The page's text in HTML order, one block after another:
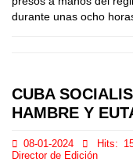
durante unas ocho
CUBA
HAMBRE Y
08-01-2024 Hits:
Director de Edición